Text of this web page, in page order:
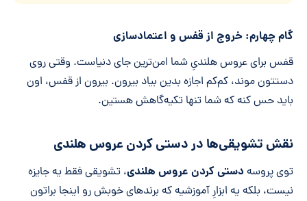
گام چهارم: خروج از قفس و اعتماد‌سازی
قفس برای عروس هلندیِ شما امن‌ترین جای دنیاست. وقتی روی
دستتون موند، کم‌کم اجازه بدین بیاد بیرون. بیرون از قفس، اون
باید حس کنه که شما تنها تکیه‌گاهش هستین.
نقش تشویقی‌ها در دستی کردن عروس هلندی
توی پروسه دستی کردن عروس هلندی، تشویقی فقط یه جایزه
نیست، بلکه یه ابزارِ آموزشیه که برندهای خوبش رو اینجا براتون